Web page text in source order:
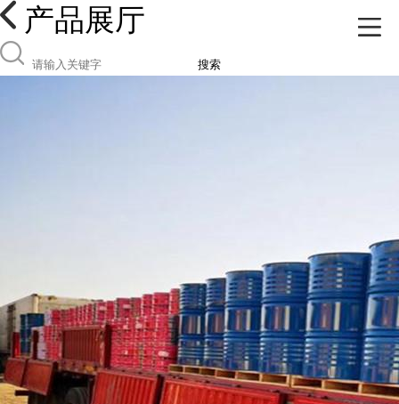
产品展厅
搜索